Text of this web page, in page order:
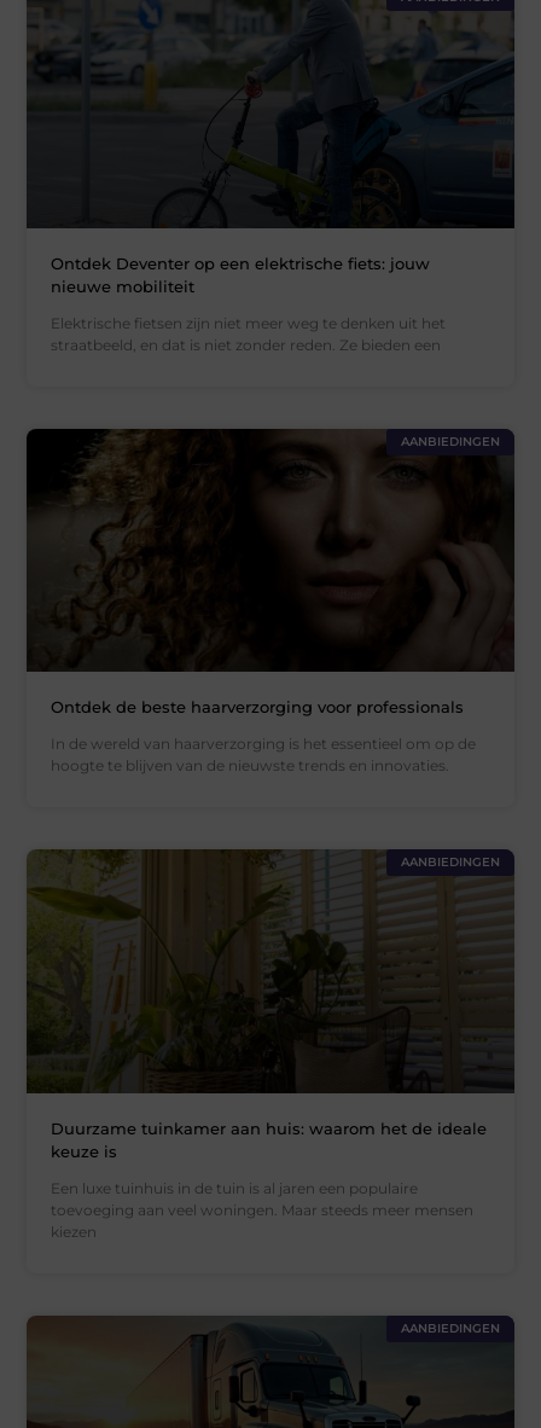
Ontdek Deventer op een elektrische fiets: jouw
nieuwe mobiliteit
Elektrische fietsen zijn niet meer weg te denken uit het
straatbeeld, en dat is niet zonder reden. Ze bieden een
AANBIEDINGEN
Ontdek de beste haarverzorging voor professionals
In de wereld van haarverzorging is het essentieel om op de
hoogte te blijven van de nieuwste trends en innovaties.
AANBIEDINGEN
Duurzame tuinkamer aan huis: waarom het de ideale
keuze is
Een luxe tuinhuis in de tuin is al jaren een populaire
toevoeging aan veel woningen. Maar steeds meer mensen
kiezen
AANBIEDINGEN